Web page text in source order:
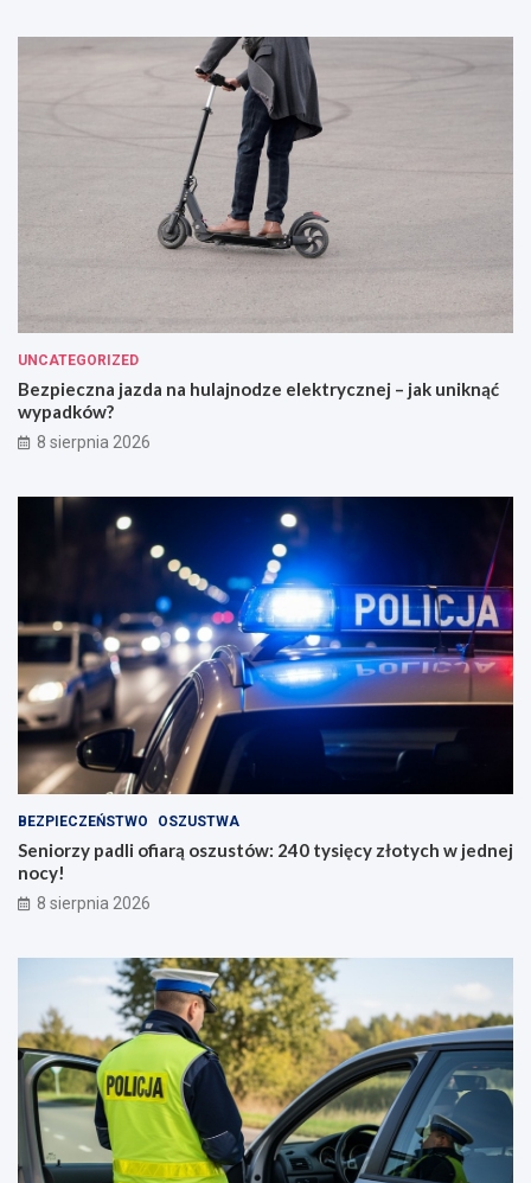
UNCATEGORIZED
Bezpieczna jazda na hulajnodze elektrycznej – jak uniknąć
wypadków?
8 sierpnia 2026
BEZPIECZEŃSTWO OSZUSTWA
Seniorzy padli ofiarą oszustów: 240 tysięcy złotych w jednej
nocy!
8 sierpnia 2026